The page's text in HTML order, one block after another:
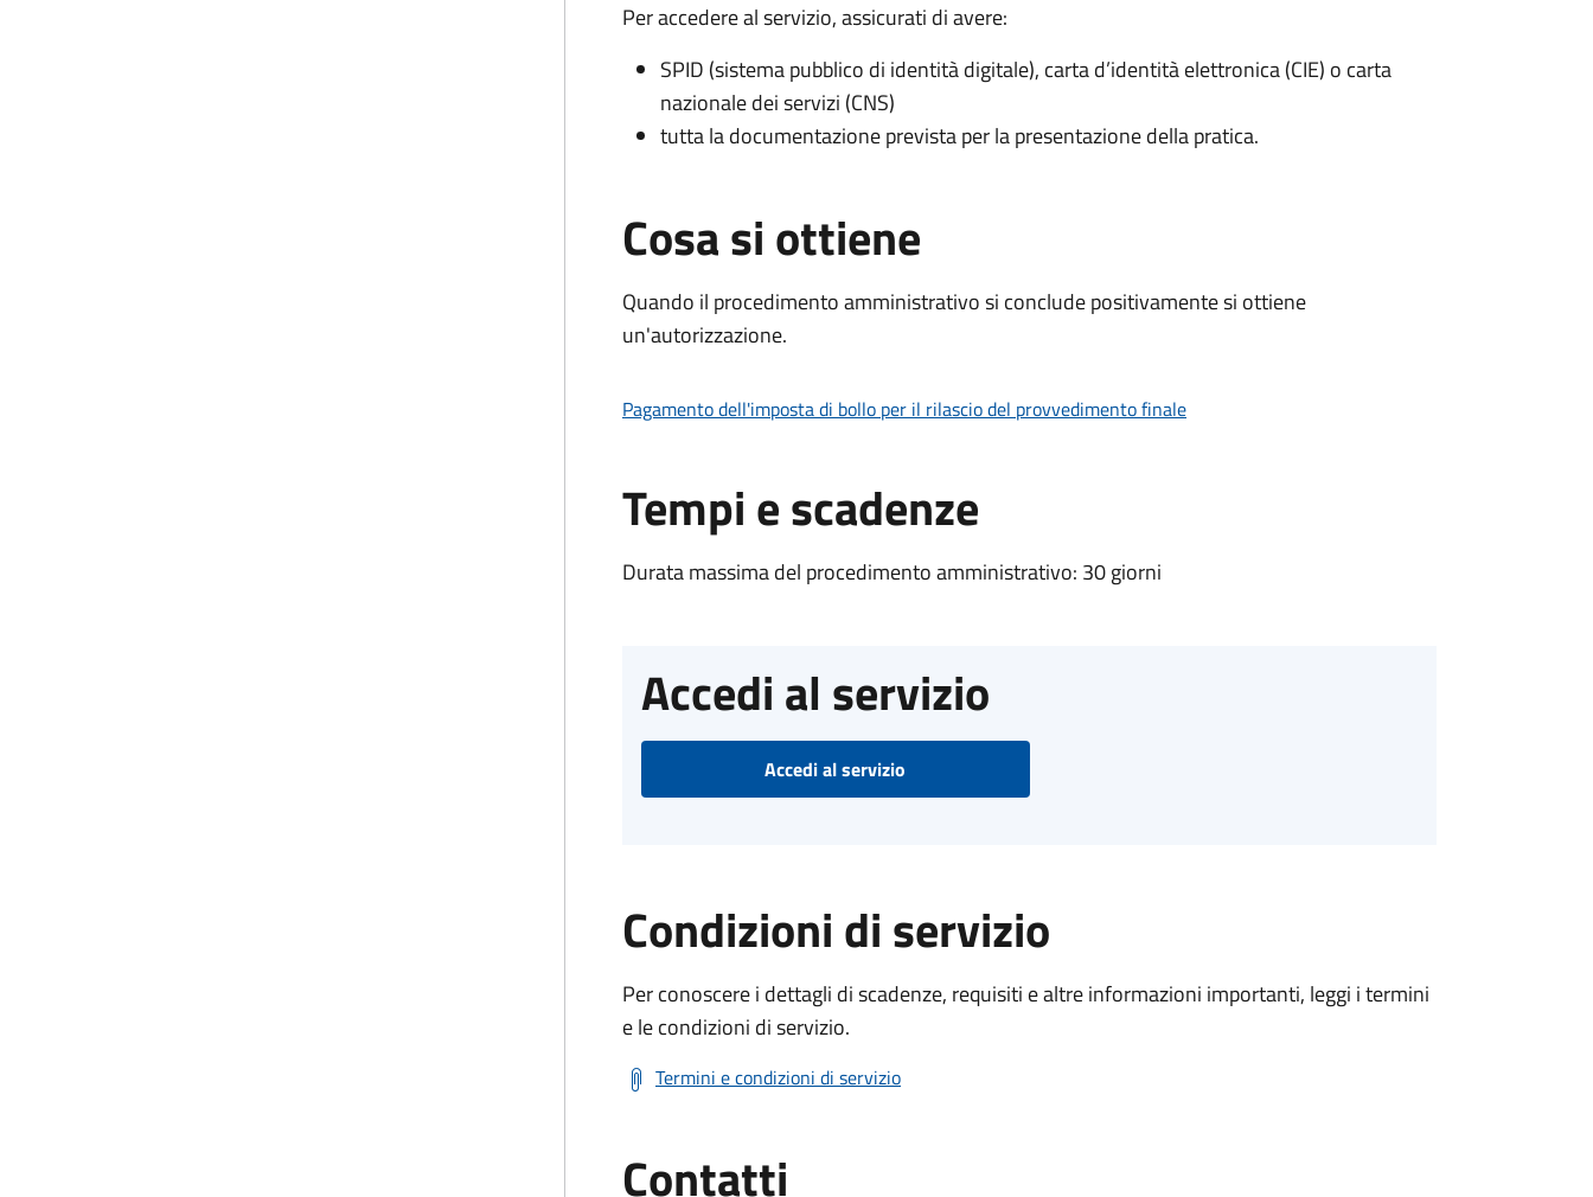
Per accedere al servizio, assicurati di avere:
SPID (sistema pubblico di identità digitale), carta d’identità elettronica (CIE) o carta
nazionale dei servizi (CNS)
tutta la documentazione prevista per la presentazione della pratica.
Cosa si ottiene
Quando il procedimento amministrativo si conclude positivamente si ottiene
un'autorizzazione.
Pagamento dell'imposta di bollo per il rilascio del provvedimento finale
Tempi e scadenze
Durata massima del procedimento amministrativo: 30 giorni
Accedi al servizio
Accedi al servizio
Condizioni di servizio
Per conoscere i dettagli di scadenze, requisiti e altre informazioni importanti, leggi i termini
e le condizioni di servizio.
Termini e condizioni di servizio
Contatti